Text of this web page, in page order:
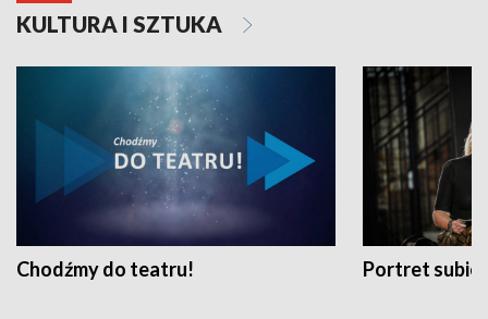
KULTURA I SZTUKA
Chodźmy do teatru! Portret